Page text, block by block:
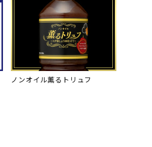
ノンオイル薫るトリュフ